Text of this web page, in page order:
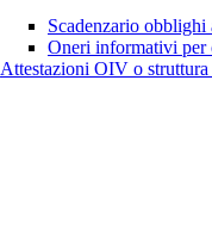
Scadenzario
Oneri informativi per
Attestazioni OIV o struttura